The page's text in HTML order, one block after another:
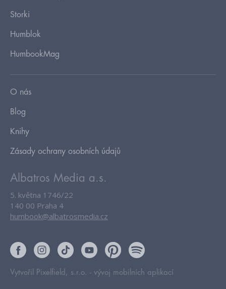
Storki
Humblok
HumbookMag
O nás
Blog
Knihy
Zásady ochrany osobních údajů
Albatros Media a.s.
5. května 1746/22
140 00 Praha 4
humbook@albatrosmedia.cz
Vytvořil Pixelfield, s.r.o. - vývoj mobilních aplikací